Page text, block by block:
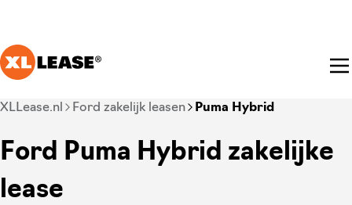
Je bent nu voorbij het hoofdmenu
XLLease.nl Ford zakelijk leasen Puma Hybrid
Ford Puma Hybrid zakelijke
lease